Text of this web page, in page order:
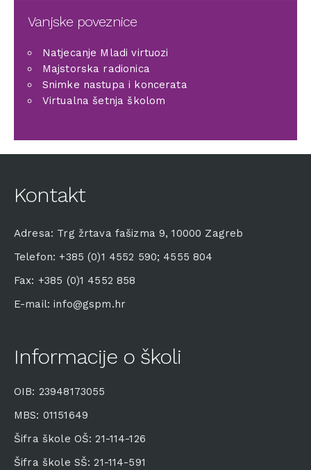
Vanjske poveznice
Natjecanje Mladi virtuozi
Majstorska radionica
Snimke nastupa i koncerata
Virtualna šetnja školom
Kontakt
Adresa: Trg žrtava fašizma 9, 10000 Zagreb
Telefon: +385 (0)1 4552 590; 4555 804
Fax: +385 (0)1 4552 858
E-mail: info@gspm.hr
Informacije o školi
OIB: 23948173055
MBS: 01151649
Šifra škole OŠ: 21-114-126
Šifra škole SŠ: 21-114-591